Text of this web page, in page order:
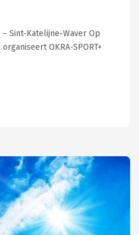
Sint-Katelijne-Waver Op
OKRA-SPORT+